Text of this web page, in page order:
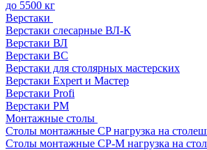
до 5500 кг
Верстаки
Верстаки слесарные ВЛ-К
Верстаки ВЛ
Верстаки ВС
Верстаки для столярных мастерских
Верстаки Expert и Мастер
Верстаки Profi
Верстаки РМ
Монтажные столы
Столы монтажные СP нагрузка на
Столы монтажные СР-М нагрузка на